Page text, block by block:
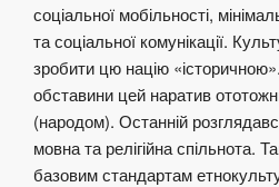
соціальної мобільності,
та соціальної комунікації.
зробити цю націю
обставини цей наратив
(народом). Останній
мовна та релігійна спільнота.
базовим стандартам